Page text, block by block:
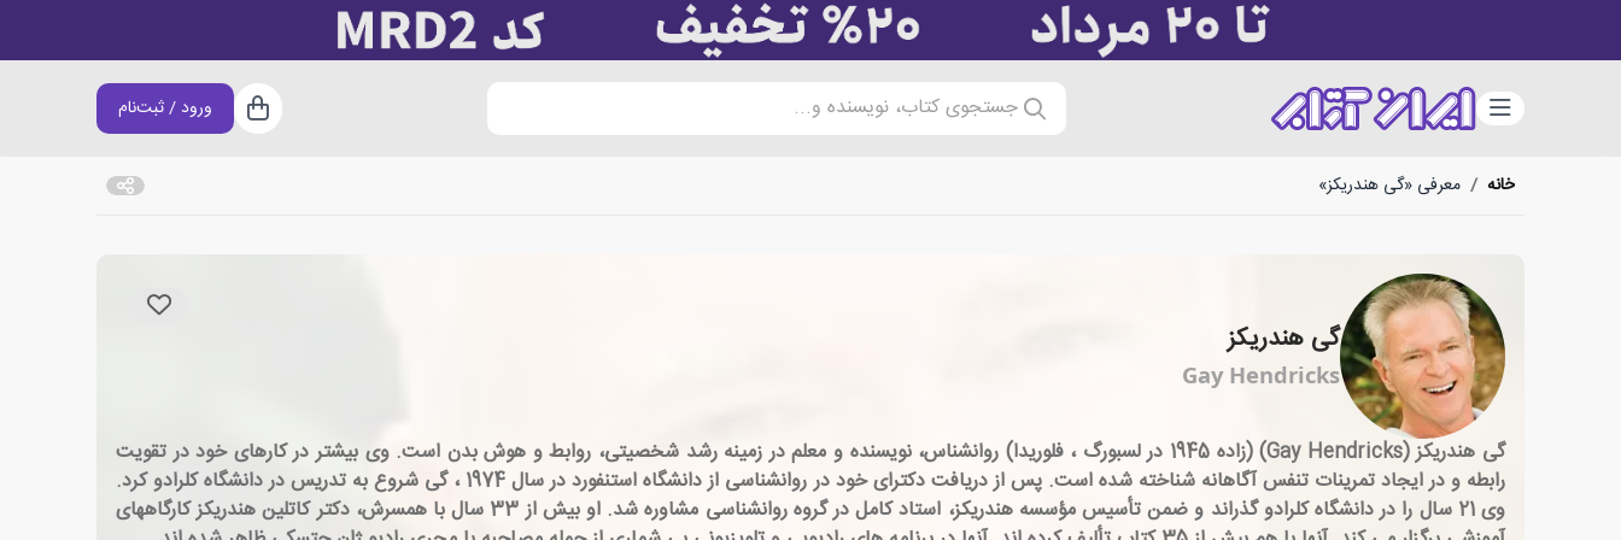
دسته‌بندی جستجوی کتاب، نویسنده و... سبد خرید
ورود / ثبت‌نام
خانه / معرفی «گی هندریکز»
گی هندریکز
Gay Hendricks
گی هندریکز (Gay Hendricks) (زاده 1945 در لسبورگ ، فلوریدا) روانشناس، نویسنده و معلم در زمینه رشد شخصیتی، روابط و هوش بدن است. وی بیشتر در کارهای خود در تقویت
رابطه و در ایجاد تمرینات تنفس آگاهانه شناخته شده است. پس از دریافت دکترای خود در روانشناسی از دانشگاه استنفورد در سال 1974 ، گی شروع به تدریس در دانشگاه کلرادو کرد.
وی 21 سال را در دانشگاه کلرادو گذراند و ضمن تأسیس مؤسسه هندریکز، استاد كامل در گروه روانشناسی مشاوره شد. او بیش از 33 سال با همسرش، دکتر كاتلین هندریكز كارگاههای